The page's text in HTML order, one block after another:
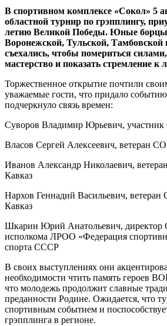
В спортивном комплексе «Сокол» 5
областной турнир по грэпплингу,
летию Великой Победы. Юные борцы
Воронежской, Тульской, Тамбовской
съехались, чтобы помериться
мастерство и показать стремление к
Торжественное открытие почтили
уважаемые гости, что придало
подчеркнуло связь времен:
Суворов Владимир Юрьевич,
Власов Сергей Алексеевич, ветеран
Иванов Александр Николаевич,
Кавказ
Нархов Геннадий Васильевич,
Кавказ
Шкарин Юрий Анатольевич,
исполкома ЛРОО «Федерация
спорта СССР
В своих выступлениях они
необходимости чтить память героев
что молодежь продолжит славные
преданности Родине. Ожидается, что
спортивным событием и
грэпплинга в регионе.